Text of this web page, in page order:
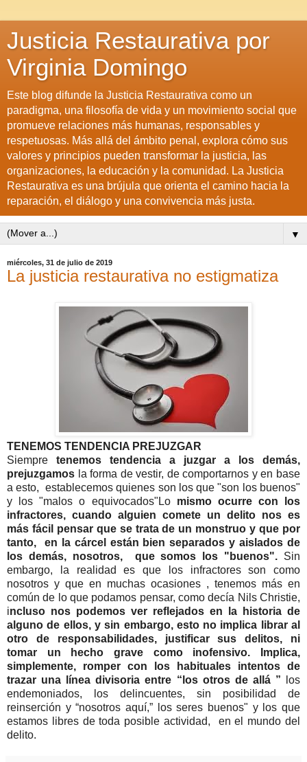
Justicia Restaurativa por
Virginia Domingo
Este blog difunde la Justicia Restaurativa como un
paradigma, una filosofía de vida y un movimiento social que
promueve relaciones más humanas, responsables y
respetuosas. Más allá del ámbito penal, explora cómo sus
valores y principios pueden transformar la justicia, las
organizaciones, la educación y la comunidad. La Justicia
Restaurativa es una brújula que orienta el camino hacia la
reparación, el diálogo y una convivencia más justa.
▼
miércoles, 31 de julio de 2019
La justicia restaurativa no estigmatiza
TENEMOS TENDENCIA PREJUZGAR
Siempre tenemos tendencia a juzgar a los demás,
prejuzgamos la forma de vestir, de comportarnos y en base
a esto, establecemos quienes son los que "son los buenos"
y los "malos o equivocados"Lo mismo ocurre con los
infractores, cuando alguien comete un delito nos es
más fácil pensar que se trata de un monstruo y que por
tanto, en la cárcel están bien separados y aislados de
los demás, nosotros, que somos los "buenos". Sin
embargo, la realidad es que los infractores son como
nosotros y que en muchas ocasiones , tenemos más en
común de lo que podamos pensar, como decía Nils Christie,
incluso nos podemos ver reflejados en la historia de
alguno de ellos, y sin embargo, esto no implica librar al
otro de responsabilidades, justificar sus delitos, ni
tomar un hecho grave como inofensivo. Implica,
simplemente, romper con los habituales intentos de
trazar una línea divisoria entre “los otros de allá ” los
endemoniados, los delincuentes, sin posibilidad de
reinserción y “nosotros aquí,” los seres buenos" y los que
estamos libres de toda posible actividad, en el mundo del
delito.